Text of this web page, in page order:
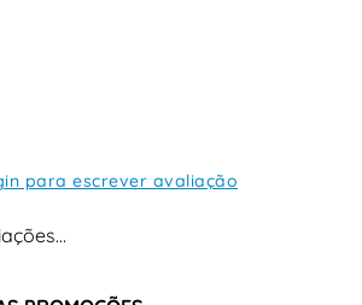
para escrever avaliação